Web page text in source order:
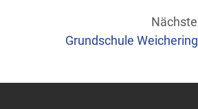
Nächste
Grundschule Weichering